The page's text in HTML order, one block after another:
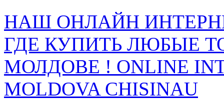
НАШ ОНЛАЙН
ГДЕ КУПИТЬ ЛЮБЫЕ
МОЛДОВЕ ! ONLINE
MOLDOVA CHISINAU